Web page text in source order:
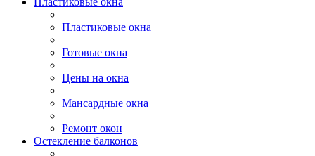
Пластиковые окна
Готовые окна
Цены на окна
Мансардные окна
Ремонт окон
Остекление балконов